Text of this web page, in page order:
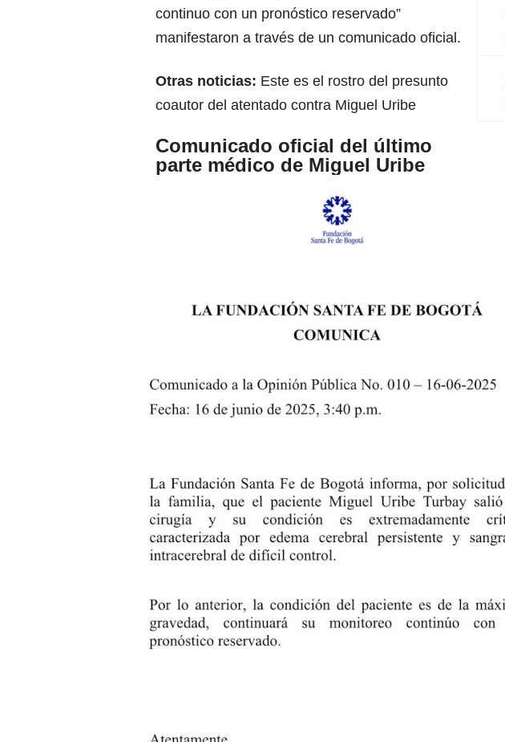
continuo con un pronóstico reservado”
manifestaron a través de un comunicado oficial.
Otras noticias: Este es el rostro del presunto
coautor del atentado contra Miguel Uribe
Comunicado oficial del último
parte médico de Miguel Uribe